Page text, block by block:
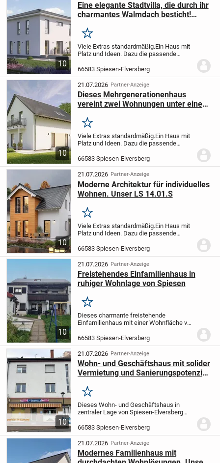
10
Eine elegante Stadtvilla, die durch ihr
charmantes Walmdach besticht!
Merken
Viele Extras standardmäßig.Ein Haus mit
Platz und Ideen. Dazu die passende
Niedrigenergiespar-Haus erfüllt alle
Anforderungen, die eine Familie an Platz
und Ausstattun...
66583 Spiesen-Elversberg
10
21.07.2026 Partner-Anzeige
Dieses Mehrgenerationenhaus
vereint zwei Wohnungen unter einem
Ausbauhaus!!!
Merken
Viele Extras standardmäßig.Ein Haus mit
Platz und Ideen. Dazu die passende
Niedrigenergiespar-Haus erfüllt alle
Anforderungen, die eine Familie an Platz
und Ausstattun...
66583 Spiesen-Elversberg
10
21.07.2026 Partner-Anzeige
Moderne Architektur für individuelles
Wohnen. Unser LS 14.01.S
Merken
Viele Extras standardmäßig.Ein Haus mit
Platz und Ideen. Dazu die passende
Niedrigenergiespar-Haus erfüllt alle
Anforderungen, die eine Familie an Platz
und Ausstattun...
66583 Spiesen-Elversberg
10
21.07.2026 Partner-Anzeige
Freistehendes Einfamilienhaus in
ruhiger Wohnlage von Spiesen
Merken
Dieses charmante freistehende
Einfamilienhaus mit einer Wohnfläche von
von ca. 240 m² wurde im Jahr 1935
erbaut.Das Haus liegt in einer ruhigen,
familienfreundl...
66583 Spiesen-Elversberg
10
21.07.2026 Partner-Anzeige
Wohn- und Geschäftshaus mit solider
Vermietung und Sanierungspotenzial
Merken
Dieses Wohn- und Geschäftshaus in
zentraler Lage von Spiesen-Elversberg
laufenden Mieteinnahmen und
Entwicklungsperspektive. Das Objekt
umfasst ein vermietetes...
66583 Spiesen-Elversberg
21.07.2026 Partner-Anzeige
Modernes Familienhaus mit